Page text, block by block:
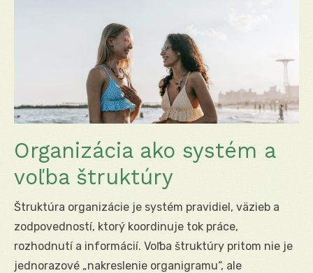
Organizácia ako systém a
voľba štruktúry
Štruktúra organizácie je systém pravidiel, väzieb a
zodpovedností, ktorý koordinuje tok práce,
rozhodnutí a informácií. Voľba štruktúry pritom nie je
jednorazové „nakreslenie organigramu“, ale